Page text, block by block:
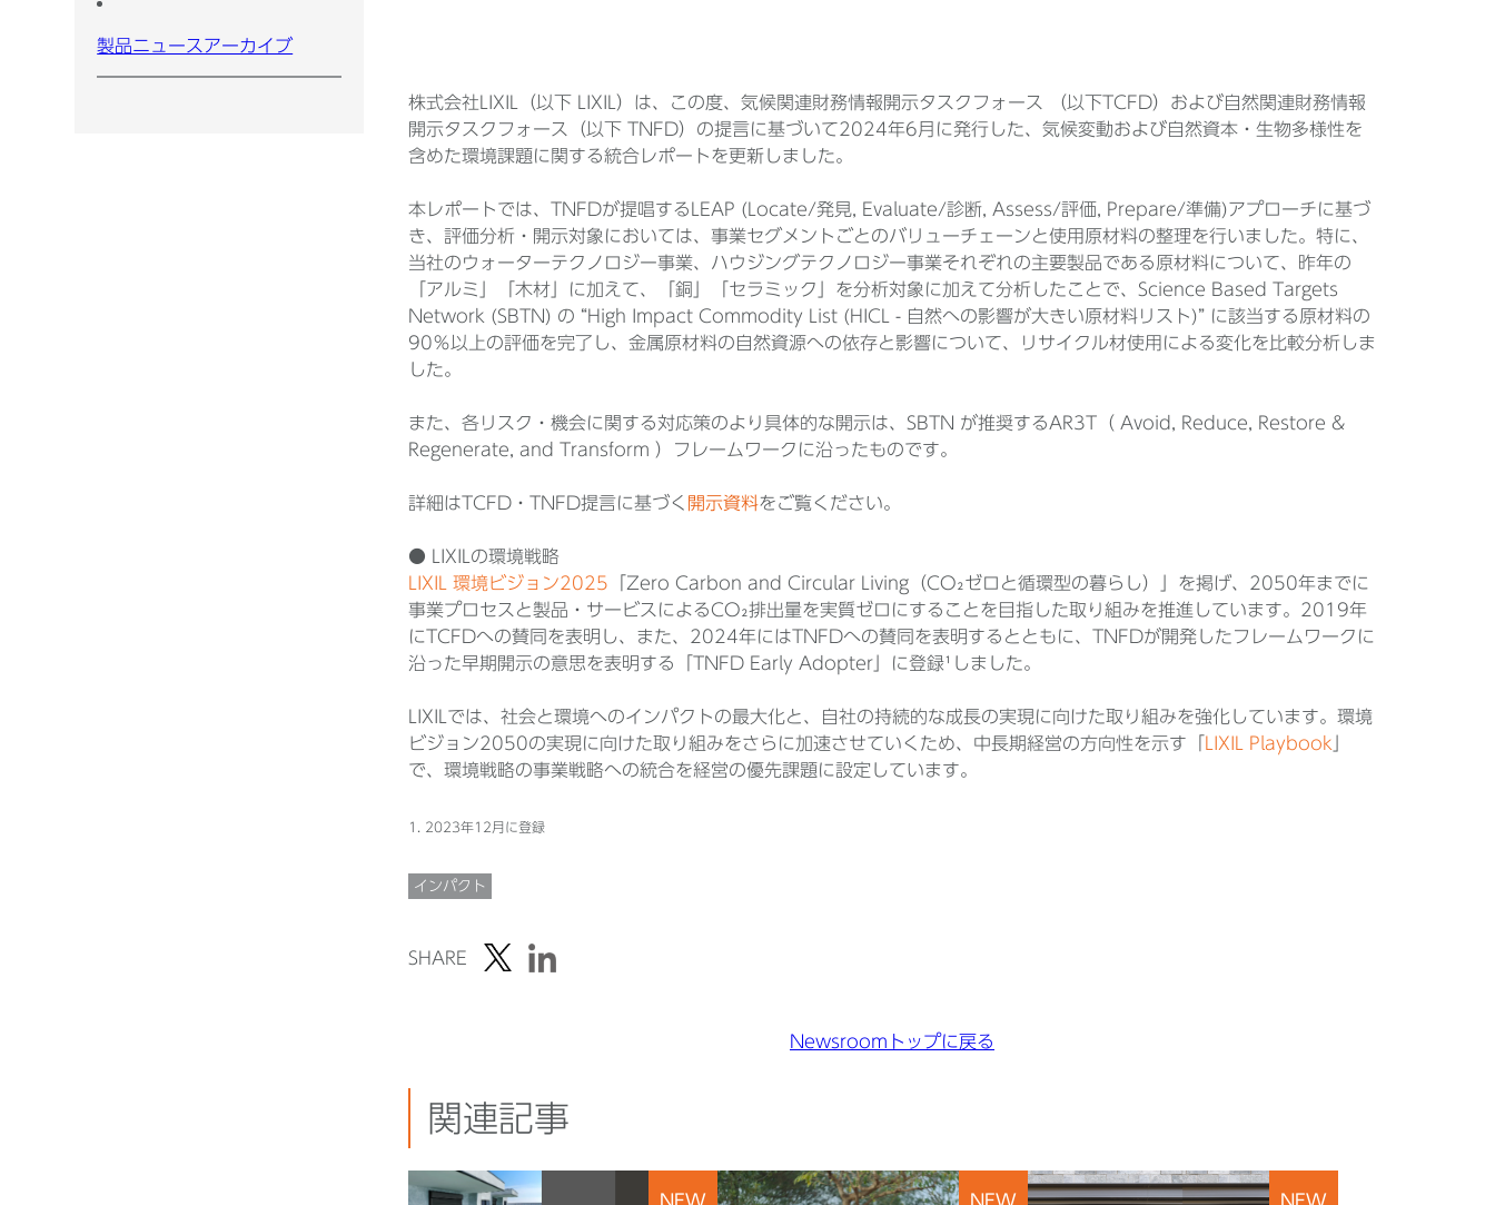
製品ニュースアーカイブ
株式会社LIXIL（以下 LIXIL）は、この度、気候関連財務情報開示タスクフォース （以下TCFD）および自然関連財務情報
開示タスクフォース（以下 TNFD）の提言に基づいて2024年6月に発行した、気候変動および自然資本・生物多様性を
含めた環境課題に関する統合レポートを更新しました。
本レポートでは、TNFDが提唱するLEAP (Locate/発見, Evaluate/診断, Assess/評価, Prepare/準備)アプローチに基づ
き、評価分析・開示対象においては、事業セグメントごとのバリューチェーンと使用原材料の整理を行いました。特に、
当社のウォーターテクノロジー事業、ハウジングテクノロジー事業それぞれの主要製品である原材料について、昨年の
「アルミ」「木材」に加えて、「銅」「セラミック」を分析対象に加えて分析したことで、Science Based Targets
Network (SBTN) の “High Impact Commodity List (HICL - 自然への影響が大きい原材料リスト)” に該当する原材料の
90％以上の評価を完了し、金属原材料の自然資源への依存と影響について、リサイクル材使用による変化を比較分析しま
した。
また、各リスク・機会に関する対応策のより具体的な開示は、SBTN が推奨するAR3T（ Avoid, Reduce, Restore &
Regenerate, and Transform ）フレームワークに沿ったものです。
詳細はTCFD・TNFD提言に基づく 開示資料をご覧ください。
● LIXILの環境戦略
LIXIL 環境ビジョン2025 「Zero Carbon and Circular Living（CO₂ゼロと循環型の暮らし）」を掲げ、2050年までに
事業プロセスと製品・サービスによるCO₂排出量を実質ゼロにすることを目指した取り組みを推進しています。2019年
にTCFDへの賛同を表明し、また、2024年にはTNFDへの賛同を表明するとともに、TNFDが開発したフレームワークに
沿った早期開示の意思を表明する「TNFD Early Adopter」に登録¹しました。
LIXILでは、社会と環境へのインパクトの最大化と、自社の持続的な成長の実現に向けた取り組みを強化しています。環境
ビジョン2050の実現に向けた取り組みをさらに加速させていくため、中長期経営の方向性を示す「
LIXIL Playbook
で、環境戦略の事業戦略への統合を経営の優先課題に設定しています。
1. 2023年12月に登録
インパクト
SHARE
Newsroomトップに戻る
関連記事
NEW NEW NEW